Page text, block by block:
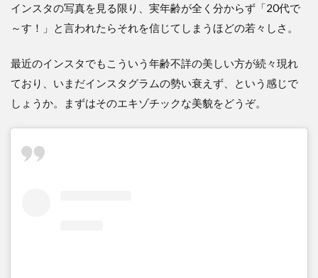
インスタの写真を見る限り、実年齢が全く分からず「20代で
～す！」と言われたらそれを信じてしまうほどの若々しさ。
最近のインスタでもこういう年齢不詳の美しい方が続々現れ
ており、いまだインスタグラムの勢い衰えず、という感じで
しょうか。まずはそのエキゾチックな美貌をどうぞ。